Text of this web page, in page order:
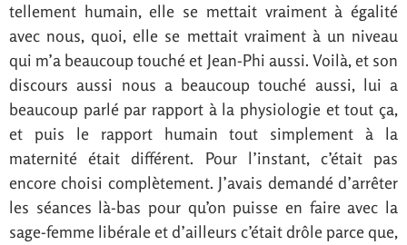
tellement humain, elle se mettait vraiment à égalité
avec nous, quoi, elle se mettait vraiment à un niveau
qui m’a beaucoup touché et Jean-Phi aussi. Voilà, et son
discours aussi nous a beaucoup touché aussi, lui a
beaucoup parlé par rapport à la physiologie et tout ça,
et puis le rapport humain tout simplement à la
maternité était différent. Pour l’instant, c’était pas
encore choisi complètement. J’avais demandé d’arrêter
les séances là-bas pour qu’on puisse en faire avec la
sage-femme libérale et d’ailleurs c’était drôle parce que,